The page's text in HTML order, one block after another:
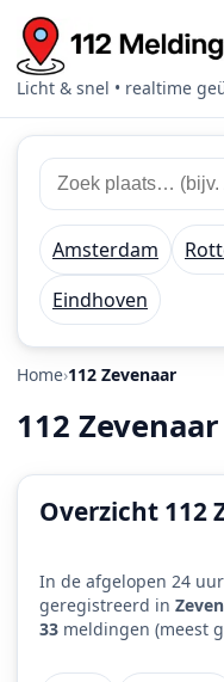
Licht & snel • realtime
Zoek
112
meldingen
Zoek
plaats
of
regio
Amsterdam
Eindhoven
Home 112 Zevenaar
112 Zevenaar
Overzicht 112
In de afgelopen 24
geregistreerd in
33 meldingen (meest